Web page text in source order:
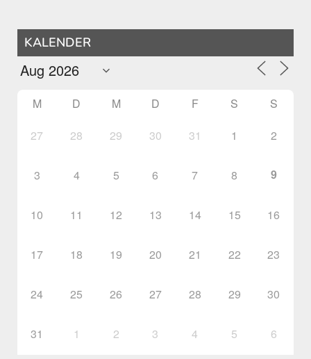
KALENDER
M D M D F S S
27 28 29 30 31 1 2
3 4 5 6 7 8 9
10 11 12 13 14 15 16
17 18 19 20 21 22 23
24 25 26 27 28 29 30
31 1 2 3 4 5 6